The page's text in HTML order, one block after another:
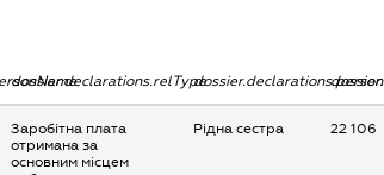
dossier.declarations.relType
Заробітна плата
отримана за
основним місцем
Рідна сестра 22 106